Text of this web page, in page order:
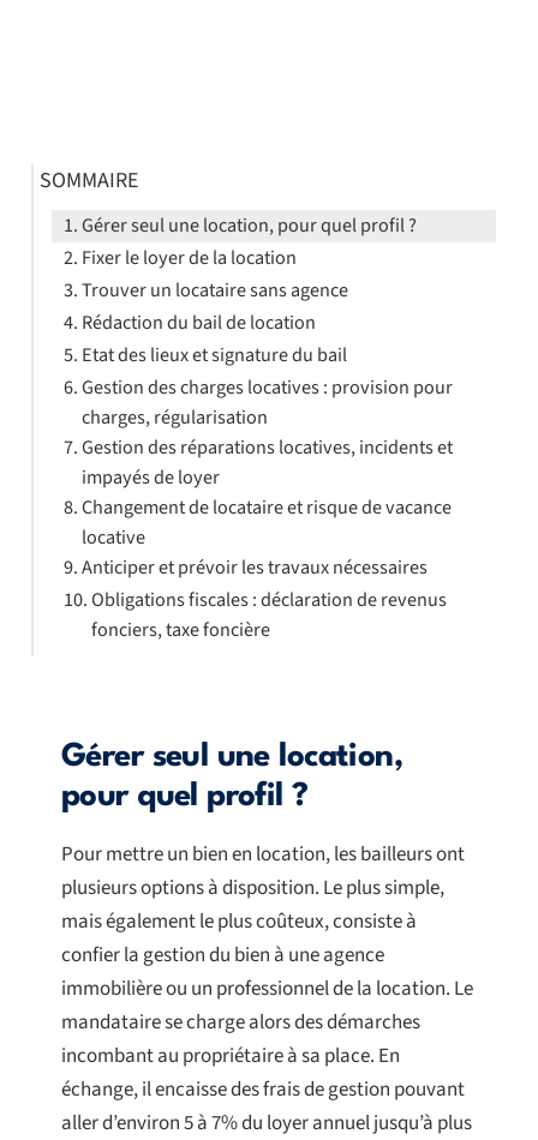
Gérer seul une location,
pour quel profil ?
Pour mettre un bien en location, les bailleurs ont
plusieurs options à disposition. Le plus simple,
mais également le plus coûteux, consiste à
confier la gestion du bien à une agence
immobilière ou un professionnel de la location. Le
mandataire se charge alors des démarches
incombant au propriétaire à sa place. En
échange, il encaisse des frais de gestion pouvant
aller d’environ 5 à 7% du loyer annuel jusqu’à plus
SOMMAIRE
Gérer seul une location, pour quel profil ?
Fixer le loyer de la location
Trouver un locataire sans agence
Rédaction du bail de location
Etat des lieux et signature du bail
Gestion des charges locatives : provision pour
charges, régularisation
Gestion des réparations locatives, incidents et
impayés de loyer
Changement de locataire et risque de vacance
locative
Anticiper et prévoir les travaux nécessaires
Obligations fiscales : déclaration de revenus
fonciers, taxe foncière